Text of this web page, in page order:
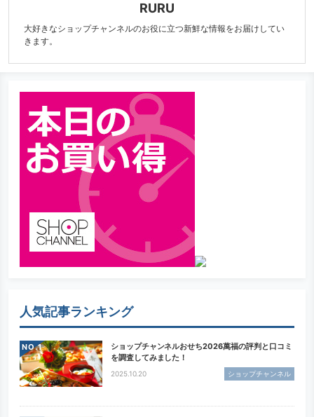
RURU
大好きなショップチャンネルのお役に立つ新鮮な情報をお届けしてい
きます。
人気記事ランキング
NO.
ショップチャンネルおせち2026萬福の評判と口コミ
を調査してみました！
2025.10.20 ショップチャンネル